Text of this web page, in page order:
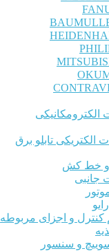
الکترومکانیکی
الکتریکی تابلو برق
و خط کش
جانبی
و اجزای مربوطه
و سنسور